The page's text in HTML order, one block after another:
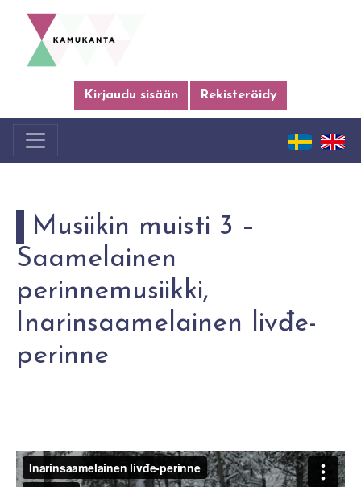
Kirjaudu sisään Rekisteröidy
Musiikin muisti 3 –
Saamelainen
perinnemusiikki,
Inarinsaamelainen livđe-
perinne